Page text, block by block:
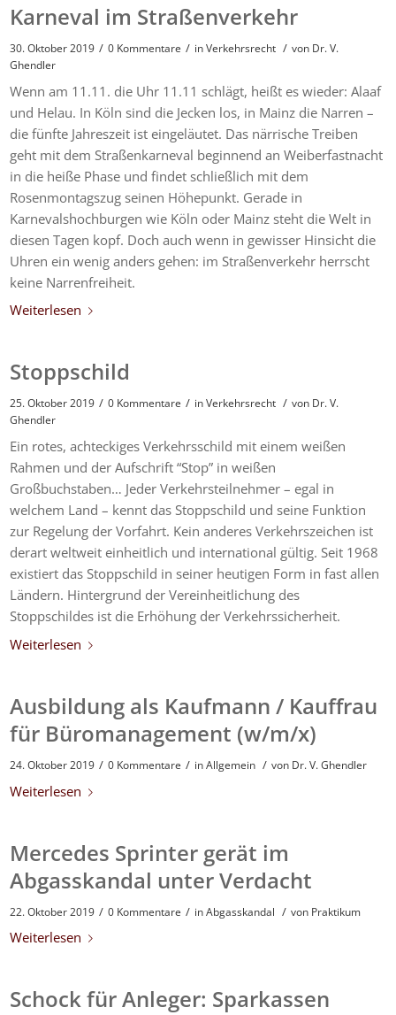
Karneval im Straßenverkehr
30. Oktober 2019 / 0 Kommentare / inVerkehrsrecht / von Dr. V.
Ghendler
Wenn am 11.11. die Uhr 11.11 schlägt, heißt es wieder: Alaaf
und Helau. In Köln sind die Jecken los, in Mainz die Narren –
die fünfte Jahreszeit ist eingeläutet. Das närrische Treiben
geht mit dem Straßenkarneval beginnend an Weiberfastnacht
in die heiße Phase und findet schließlich mit dem
Rosenmontagszug seinen Höhepunkt. Gerade in
Karnevalshochburgen wie Köln oder Mainz steht die Welt in
diesen Tagen kopf. Doch auch wenn in gewisser Hinsicht die
Uhren ein wenig anders gehen: im Straßenverkehr herrscht
keine Narrenfreiheit.
Weiterlesen
Stoppschild
25. Oktober 2019 / 0 Kommentare / inVerkehrsrecht / von Dr. V.
Ghendler
Ein rotes, achteckiges Verkehrsschild mit einem weißen
Rahmen und der Aufschrift “Stop” in weißen
Großbuchstaben… Jeder Verkehrsteilnehmer – egal in
welchem Land – kennt das Stoppschild und seine Funktion
zur Regelung der Vorfahrt. Kein anderes Verkehrszeichen ist
derart weltweit einheitlich und international gültig. Seit 1968
existiert das Stoppschild in seiner heutigen Form in fast allen
Ländern. Hintergrund der Vereinheitlichung des
Stoppschildes ist die Erhöhung der Verkehrssicherheit.
Weiterlesen
Ausbildung als Kaufmann / Kauffrau
für Büromanagement (w/m/x)
24. Oktober 2019 / 0 Kommentare / inAllgemein / von Dr. V. Ghendler
Weiterlesen
Mercedes Sprinter gerät im
Abgasskandal unter Verdacht
22. Oktober 2019 / 0 Kommentare / inAbgasskandal / von Praktikum
Weiterlesen
Schock für Anleger: Sparkassen